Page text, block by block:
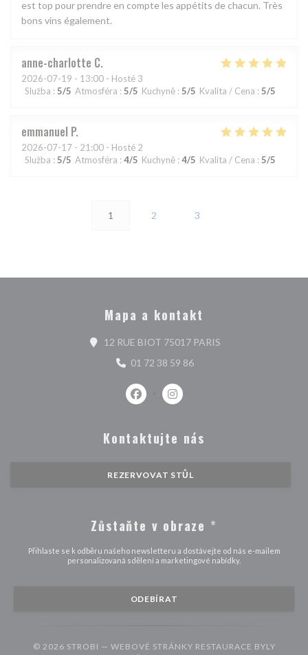
est top pour prendre en compte les appétits de chacun. Très
bons vins également.
anne-charlotte C
2026-07-19 - 13:00 - Hosté 3
Služba : 5/5 Atmosféra : 5/5 Kuchyně : 5/5 Kvalita / Cena : 5/5
emmanuel P
2026-07-17 - 21:00 - Hosté 2
Služba : 5/5 Atmosféra : 4/5 Kuchyně : 4/5 Kvalita / Cena : 5/5
1 2 3
Mapa a kontakt
12 RUE BIOT 75017 PARIS((otevře se v novém
01 72 38 59 86
Facebook ((otevře se v novém okně))
Instagram ((otevře se v
Kontaktujte nás
REZERVOVAT STŮL
Zůstaňte v obraze *
Přihlaste se k odběru našeho newsletteru a dostávejte od nás e-mailem
personalizovaná sdělení a marketingové nabídky.
ODEBÍRAT
© 2026 STROBI — WEBOVÉ STRÁNKY RESTAURACE BYLY